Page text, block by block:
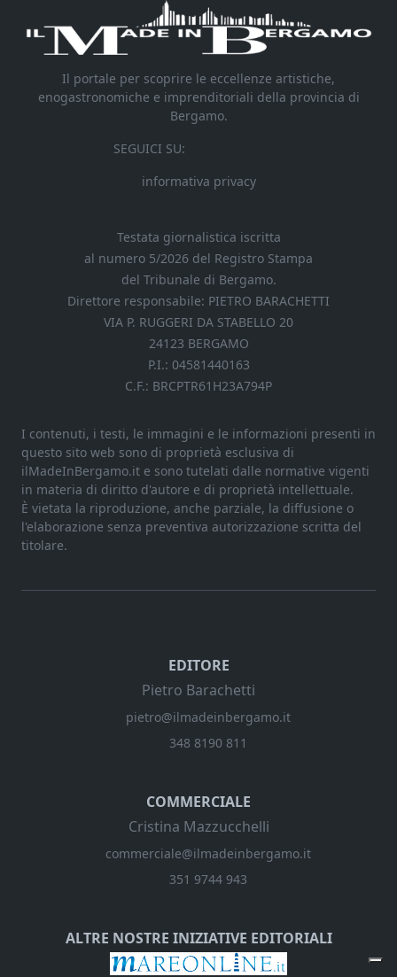
Il portale per scoprire le eccellenze artistiche,
enogastronomiche e imprenditoriali della provincia di
Bergamo.
SEGUICI SU:
informativa privacy
Testata giornalistica iscritta
al numero 5/2026 del Registro Stampa
del Tribunale di Bergamo.
Direttore responsabile: PIETRO BARACHETTI
VIA P. RUGGERI DA STABELLO 20
24123 BERGAMO
P.I.: 04581440163
C.F.: BRCPTR61H23A794P
I contenuti, i testi, le immagini e le informazioni presenti in
questo sito web sono di proprietà esclusiva di
ilMadeInBergamo.it e sono tutelati dalle normative vigenti
in materia di diritto d'autore e di proprietà intellettuale.
È vietata la riproduzione, anche parziale, la diffusione o
l'elaborazione senza preventiva autorizzazione scritta del
titolare.
EDITORE
Pietro Barachetti
pietro@ilmadeinbergamo.it
348 8190 811
COMMERCIALE
Cristina Mazzucchelli
commerciale@ilmadeinbergamo.it
351 9744 943
ALTRE NOSTRE INIZIATIVE EDITORIALI